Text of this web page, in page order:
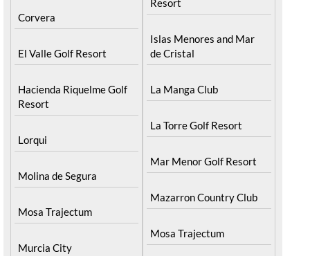
Corvera
El Valle Golf Resort
Hacienda Riquelme Golf
Resort
Lorqui
Molina de Segura
Mosa Trajectum
Murcia City
Resort
Islas Menores and Mar
de Cristal
La Manga Club
La Torre Golf Resort
Mar Menor Golf Resort
Mazarron Country Club
Mosa Trajectum